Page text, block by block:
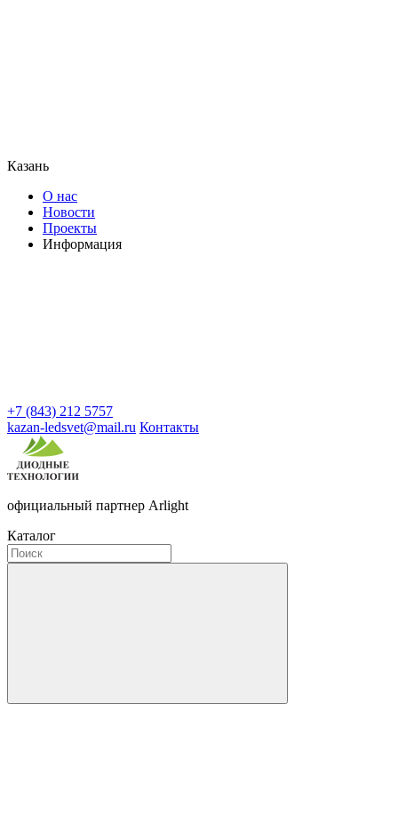
Казань
О нас
Новости
Проекты
Информация
+7 (843) 212 5757
kazan-ledsvet@mail.ru Контакты
официальный партнер Arlight
Каталог